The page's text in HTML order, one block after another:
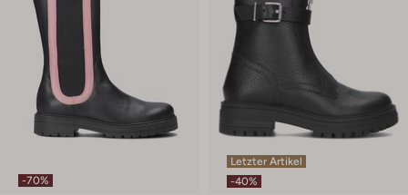
-70%
Letzter Artikel
-40%